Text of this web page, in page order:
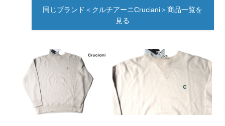
同じブランド＜クルチアーニCruciani＞商品一覧を
見る